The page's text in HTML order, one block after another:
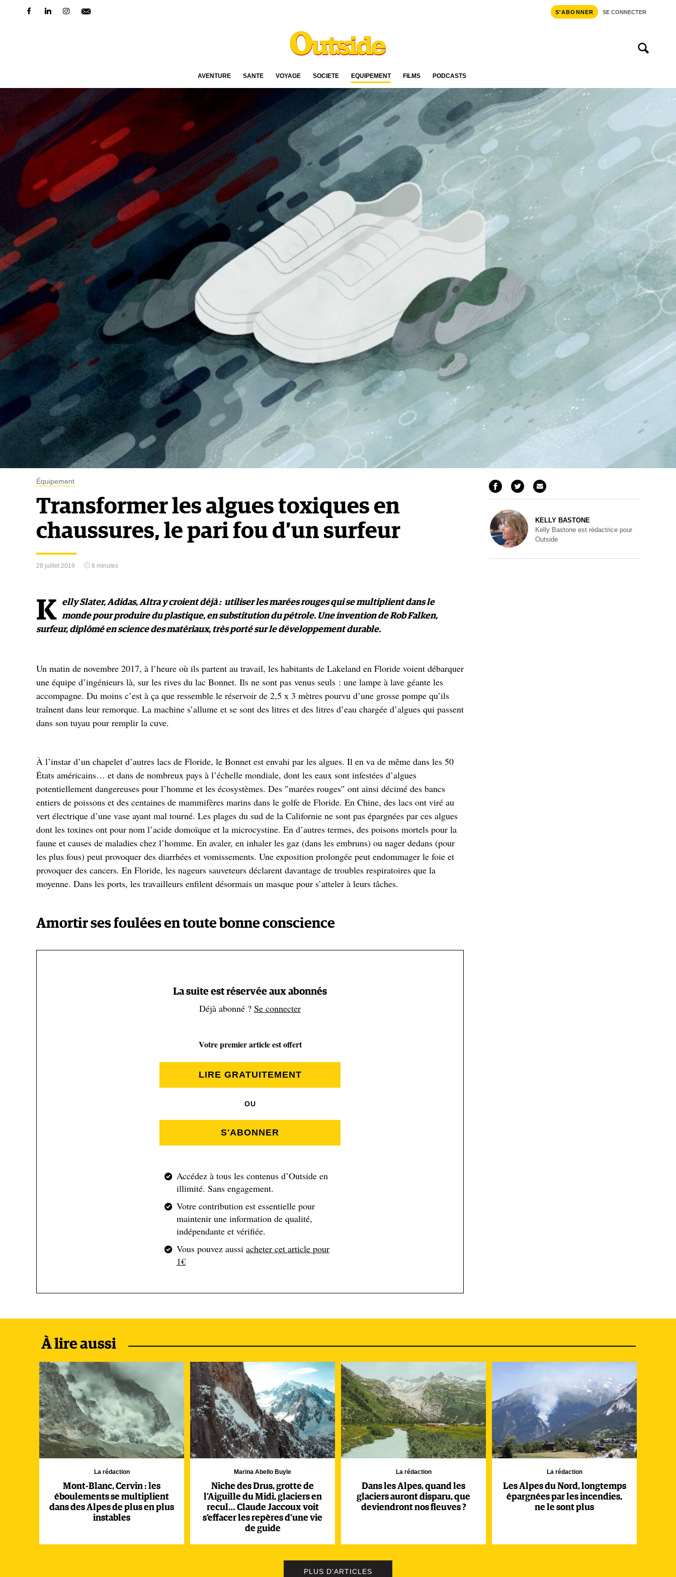
S'ABONNER SE CONNECTER
AVENTURE SANTÉ VOYAGE SOCIÉTÉ ÉQUIPEMENT FILMS PODCASTS
Équipement
Transformer les algues toxiques en
chaussures, le pari fou d’un surfeur
28 juillet 2019 8 minutes
KELLY BASTONE
Kelly Bastone est rédactrice pour
Outside
K
elly Slater, Adidas, Altra y croient déjà : utiliser les marées rouges qui se multiplient dans le
monde pour produire du plastique, en substitution du pétrole. Une invention de Rob Falken,
surfeur, diplômé en science des matériaux, très porté sur le développement durable.
Un matin de novembre 2017, à l’heure où ils partent au travail, les habitants de Lakeland en Floride voient débarquer
une équipe d’ingénieurs là, sur les rives du lac Bonnet. Ils ne sont pas venus seuls : une lampe à lave géante les
accompagne. Du moins c’est à ça que ressemble le réservoir de 2,5 x 3 mètres pourvu d’une grosse pompe qu’ils
traînent dans leur remorque. La machine s’allume et se sont des litres et des litres d’eau chargée d’algues qui passent
dans son tuyau pour remplir la cuve.
À l’instar d’un chapelet d’autres lacs de Floride, le Bonnet est envahi par les algues. Il en va de même dans les 50
États américains… et dans de nombreux pays à l’échelle mondiale, dont les eaux sont infestées d’algues
potentiellement dangereuses pour l’homme et les écosystèmes. Des ″marées rouges″ ont ainsi décimé des bancs
entiers de poissons et des centaines de mammifères marins dans le golfe de Floride. En Chine, des lacs ont viré au
vert électrique d’une vase ayant mal tourné. Les plages du sud de la Californie ne sont pas épargnées par ces algues
dont les toxines ont pour nom l’acide domoïque et la microcystine. En d’autres termes, des poisons mortels pour la
faune et causes de maladies chez l’homme. En avaler, en inhaler les gaz (dans les embruns) ou nager dedans (pour
les plus fous) peut provoquer des diarrhées et vomissements. Une exposition prolongée peut endommager le foie et
provoquer des cancers. En Floride, les nageurs sauveteurs déclarent davantage de troubles respiratoires que la
moyenne. Dans les ports, les travailleurs enfilent désormais un masque pour s’atteler à leurs tâches.
Amortir ses foulées en toute bonne conscience
Combattre cette invasion n’est pas simple. Les ingénieurs de la multinationaleAecomse sont intéressés à l’eau du
année les équipementiers pour la fabrication de milliards de paires de chaussures.
vinyle (EVA pour les intimes), une mousse à base de composants pétrochimiques nocifs. Or une poignée de marques
Bloom. Si ce nouveau matériau parvient à gagner du terrain, l’algue pourrait servir à nettoyer une industrie elle-
″C’est assez fascinant à voir″, raconte Laurie Smith, en charge de la gestion des lacs et eaux de pluie pour la ville de
Lakeland. Avec d’autres spécialistes, elle a assisté aux essais d’Aecom sur le lac Bonnet avec l’ambition de mieux
comprendre le procédé et d’en évaluer le potentiel pour la municipalité. Elle a vu l’eau être pompée et mélangée
mais peut aisément être déplacé sur une remorque). Des bulles d’air ont ensuite été introduites dans l’eau, emportant
avec elles les algues à la surface de la cuve. De la mousse de lait sur un cappuccino… Les ingénieurs ont recueilli
les algues et reversé l’eau désormais transparente dans le lac.
La machine a ainsi traité entre 500 et 650 litres d’eau par minute et permis de la débarrasser de quelque 150 kg
″C’est une quantité astronomique, déclare Laurie Smith. Dans la plupart des projets autour de l’assainissement, les
dingue. J’espère vraiment qu’une fois la technologie affinée, Bloom deviendra une solution plus que crédible à la
(Aecom)
(Aecom)
La suite est réservée aux abonnés
Déjà abonné ? Se connecter
Votre premier article est offert
LIRE GRATUITEMENT
OU
S'ABONNER
Accédez à tous les contenus d’Outside en
illimité. Sans engagement.
Votre contribution est essentielle pour
maintenir une information de qualité,
indépendante et vérifiée.
Vous pouvez aussi acheter cet article pour
1€
À lire aussi
La rédaction
Mont-Blanc, Cervin : les
éboulements se multiplient
dans des Alpes de plus en plus
instables
Marina Abello Buyle
Niche des Drus, grotte de
l’Aiguille du Midi, glaciers en
recul… Claude Jaccoux voit
s’effacer les repères d’une vie
de guide
La rédaction
Dans les Alpes, quand les
glaciers auront disparu, que
deviendront nos fleuves ?
La rédaction
Les Alpes du Nord, longtemps
épargnées par les incendies,
ne le sont plus
PLUS D'ARTICLES